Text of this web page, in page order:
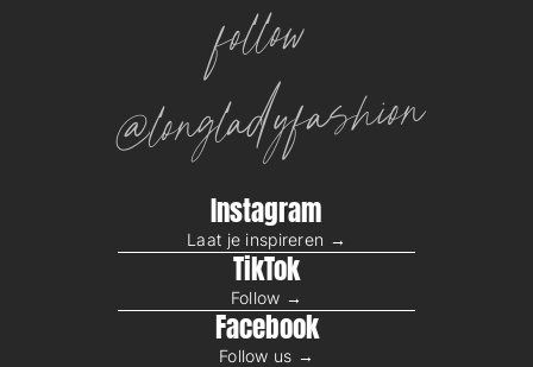
follow
@longladyfashion
Instagram
Laat je inspireren →
TikTok
Follow →
Facebook
Follow us →